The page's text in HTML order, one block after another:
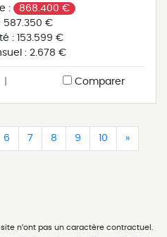
techniquement, cuisine
entretien régulier. cet
bien en limonade qu'en
travailler au quotidien).
et repos hebdomadaire
affaire, pour un futur
prévoir et un emplacement
:
868.400 €
587.350 €
: 153.599 €
: 2.678 €
Comparer
6(current)
7(current)
8(current)
9(current)
10(current)
»
n’ont pas un caractère contractuel.